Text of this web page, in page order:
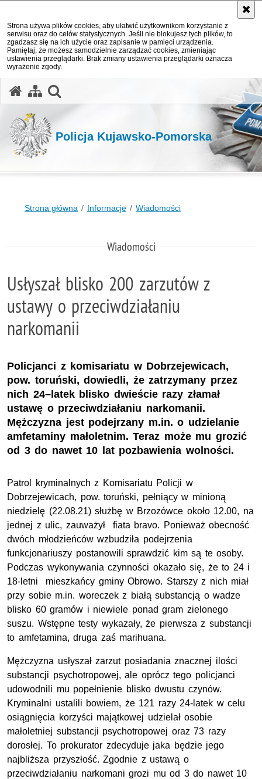
Strona używa plików cookies, aby ułatwić użytkownikom korzystanie z
serwisu oraz do celów statystycznych. Jeśli nie blokujesz tych plików, to
zgadzasz się na ich użycie oraz zapisanie w pamięci urządzenia.
Pamiętaj, że możesz samodzielnie zarządzać cookies, zmieniając
ustawienia przeglądarki. Brak zmiany ustawienia przeglądarki oznacza
wyrażenie zgody.
Policja Kujawsko-Pomorska
Strona główna Informacje Wiadomości
Wiadomości
Usłyszał blisko 200 zarzutów z
ustawy o przeciwdziałaniu
narkomanii
Policjanci z komisariatu w Dobrzejewicach,
pow. toruński, dowiedli, że zatrzymany przez
nich 24–latek blisko dwieście razy złamał
ustawę o przeciwdziałaniu narkomanii.
Mężczyzna jest podejrzany m.in. o udzielanie
amfetaminy małoletnim. Teraz może mu grozić
od 3 do nawet 10 lat pozbawienia wolności.
Patrol kryminalnych z Komisariatu Policji w
Dobrzejewicach, pow. toruński, pełniący w minioną
niedzielę (22.08.21) służbę w Brzozówce około 12.00, na
jednej z ulic, zauważył fiata bravo. Ponieważ obecność
dwóch młodzieńców wzbudziła podejrzenia
funkcjonariuszy postanowili sprawdzić kim są te osoby.
Podczas wykonywania czynności okazało się, że to 24 i
18-letni mieszkańcy gminy Obrowo. Starszy z nich miał
przy sobie m.in. woreczek z białą substancją o wadze
blisko 60 gramów i niewiele ponad gram zielonego
suszu. Wstępne testy wykazały, że pierwsza z substancji
to amfetamina, druga zaś marihuana.
Mężczyzna usłyszał zarzut posiadania znacznej ilości
substancji psychotropowej, ale oprócz tego policjanci
udowodnili mu popełnienie blisko dwustu czynów.
Kryminalni ustalili bowiem, że 121 razy 24-latek w celu
osiągnięcia korzyści majątkowej udzielał osobie
małoletniej substancji psychotropowej oraz 73 razy
dorosłej. To prokurator zdecyduje jaka będzie jego
najbliższa przyszłość. Zgodnie z ustawą o
przeciwdziałaniu narkomani grozi mu od 3 do nawet 10